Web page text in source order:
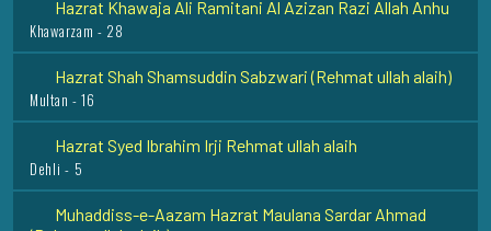
Khawarzam - 28
Hazrat Shah Shamsuddin Sabzwari (Rehmat ullah alaih)
Multan - 16
Hazrat Syed Ibrahim Irji Rehmat ullah alaih
Dehli - 5
Muhaddiss-e-Aazam Hazrat Maulana Sardar Ahmad
(Rehmat ullah alaih)